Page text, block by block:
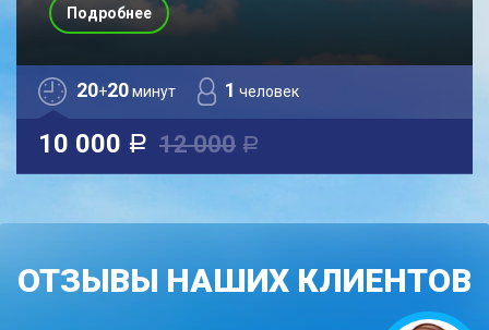
20+20минут 1 человек
10 000 a 12 000 a
Подробнее
ОТЗЫВЫ НАШИХ КЛИЕНТОВ